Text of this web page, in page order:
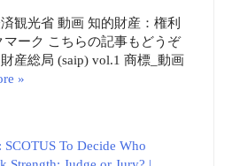
観光省 動画 知的財産：権利
マーク こちらの記事もどうぞ
産総局 (saip) vol.1 商標_動画
»
To Decide Who